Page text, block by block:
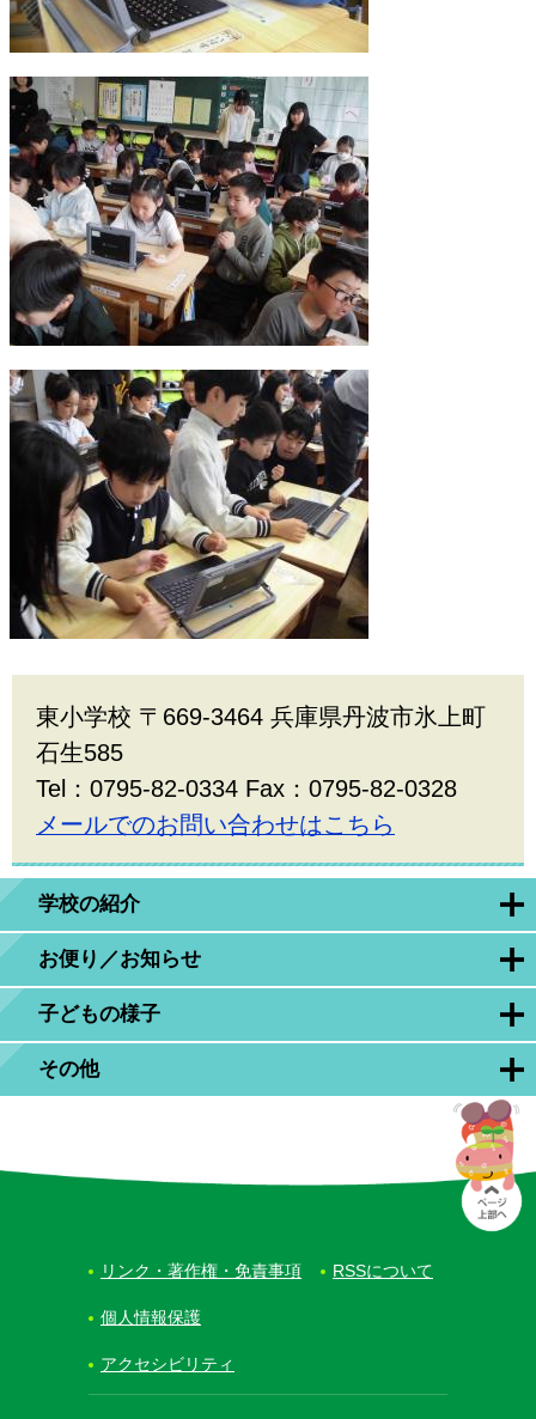
学校の紹介
お便り／お知らせ
子どもの様子
その他
東小学校 〒669-3464 兵庫県丹波市氷上町
石生585
Tel：0795-82-0334 Fax：0795-82-0328
メールでのお問い合わせはこちら
リンク・著作権・免責事項 RSSについて
個人情報保護
アクセシビリティ